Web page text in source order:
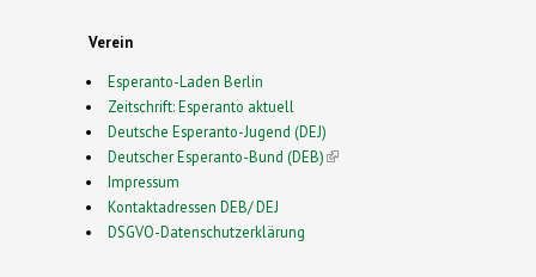
Verein
Esperanto-Laden Berlin
Zeitschrift: Esperanto aktuell
Deutsche Esperanto-Jugend (DEJ)
Deutscher Esperanto-Bund (DEB)(link is external)
Impressum
Kontaktadressen DEB/ DEJ
DSGVO-Datenschutzerklärung